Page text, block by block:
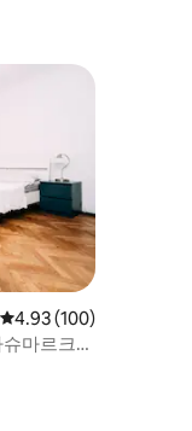
평점 4.93점(5점 만점),
4.93 (100)
마르크트